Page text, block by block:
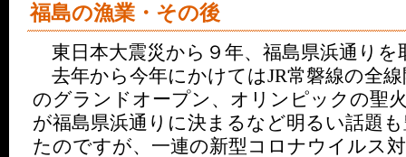
福島の漁業・その後
東日本大震災から９年、福島県浜通りを
去年から今年にかけてはJR常磐線の全
のグランドオープン、オリンピックの聖
が福島県浜通りに決まるなど明るい話題
たのですが、一連の新型コロナウイルス